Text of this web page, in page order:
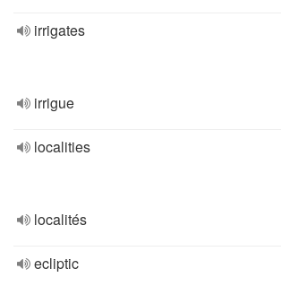
irrigates
irrigue
localities
localités
ecliptic